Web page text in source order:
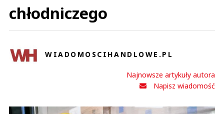
chłodniczego
WIADOMOSCIHANDLOWE.PL
Najnowsze artykuły autora
Napisz wiadomość